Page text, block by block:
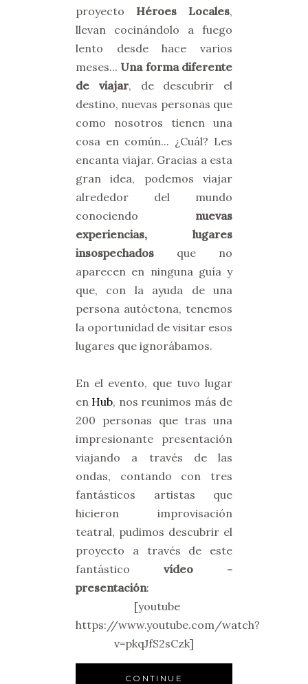
proyecto Héroes Locales,
llevan cocinándolo a fuego
lento desde hace varios
meses... Una forma diferente
de viajar, de descubrir el
destino, nuevas personas que
como nosotros tienen una
cosa en común... ¿Cuál? Les
encanta viajar. Gracias a esta
gran idea, podemos viajar
alrededor del mundo
conociendo nuevas
experiencias, lugares
insospechados que no
aparecen en ninguna guía y
que, con la ayuda de una
persona autóctona, tenemos
la oportunidad de visitar esos
lugares que ignorábamos.
En el evento, que tuvo lugar
en Hub, nos reunimos más de
200 personas que tras una
impresionante presentación
viajando a través de las
ondas, contando con tres
fantásticos artistas que
hicieron improvisación
teatral, pudimos descubrir el
proyecto a través de este
fantástico vídeo -
presentación:
[youtube
https://www.youtube.com/watch?
v=pkqJfS2sCzk]
CONTINUE